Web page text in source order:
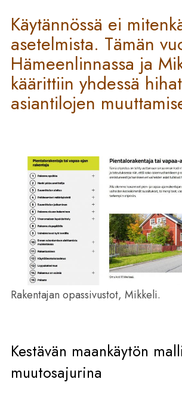
Käytännössä ei
asetelmista. Tämän
Hämeenlinnassa ja
käärittiin yhdessä hihat
asiantilojen
Rakentajan opassivustot, Mikkeli.
Kestävän maankäytön
muutosajurina